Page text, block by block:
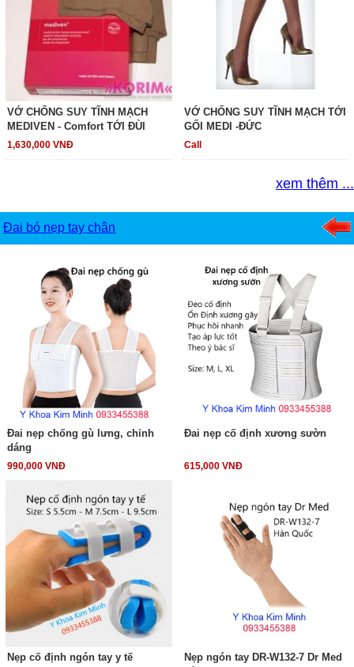
VỚ CHỐNG SUY TĨNH MẠCH
MEDIVEN - Comfort TỚI ĐÙI
1,630,000 VNĐ
VỚ CHỐNG SUY TĨNH MẠCH TỚI
GỐI MEDI -ĐỨC
Call
xem thêm ...
Đai bó nẹp tay chân
Đai nẹp chống gù lưng, chỉnh
dáng
990,000 VNĐ
Đai nẹp cố định xương sườn
615,000 VNĐ
Nẹp cố định ngón tay y tế
Nẹp ngón tay DR-W132-7 Dr Med